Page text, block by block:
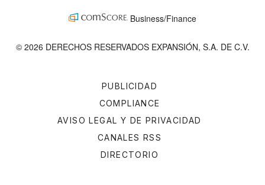
PUBLICIDAD
COMPLIANCE
AVISO LEGAL Y DE PRIVACIDAD
CANALES RSS
DIRECTORIO
Business/Finance
© 2026 DERECHOS RESERVADOS EXPANSIÓN, S.A. DE C.V.